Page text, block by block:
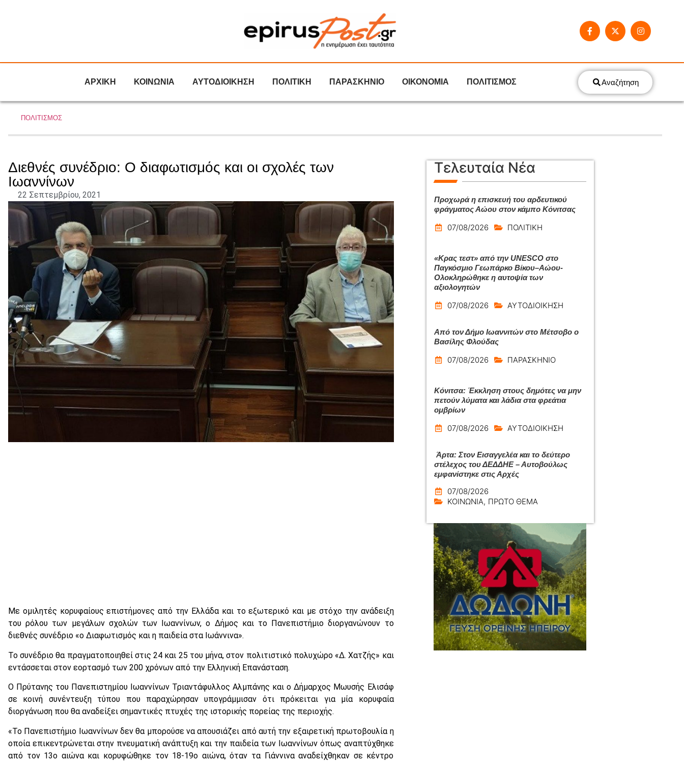
ΑΡΧΙΚΗ ΚΟΙΝΩΝΙΑ ΑΥΤΟΔΙΟΙΚΗΣΗ ΠΟΛΙΤΙΚΗ ΠΑΡΑΣΚΗΝΙΟ ΟΙΚΟΝΟΜΙΑ ΠΟΛΙΤΙΣΜΟΣ Αναζήτηση
ΠΟΛΙΤΙΣΜΟΣ
Διεθνές συνέδριο: Ο διαφωτισμός και οι σχολές των
Ιωαννίνων
22 Σεπτεμβρίου, 2021
Με ομιλητές κορυφαίους επιστήμονες από την Ελλάδα και το εξωτερικό και με στόχο την ανάδειξη
του ρόλου των μεγάλων σχολών των Ιωαννίνων, ο Δήμος και το Πανεπιστήμιο διοργανώνουν το
διεθνές συνέδριο «ο Διαφωτισμός και η παιδεία στα Ιωάννινα».
Το συνέδριο θα πραγματοποιηθεί στις 24 και 25 του μήνα, στον πολιτιστικό πολυχώρο «Δ. Χατζής» και
εντάσσεται στον εορτασμό των 200 χρόνων από την Ελληνική Επανάσταση.
Ο Πρύτανης του Πανεπιστημίου Ιωαννίνων Τριαντάφυλλος Αλμπάνης και ο Δήμαρχος Μωυσής Ελισάφ
σε κοινή συνέντευξη τύπου που παραχώρησαν υπογράμμισαν ότι πρόκειται για μία κορυφαία
διοργάνωση που θα αναδείξει σημαντικές πτυχές της ιστορικής πορείας της περιοχής.
«Το Πανεπιστήμιο Ιωαννίνων δεν θα μπορούσε να απουσιάζει από αυτή την εξαιρετική πρωτοβουλία η
οποία επικεντρώνεται στην πνευματική ανάπτυξη και την παιδεία των Ιωαννίνων όπως αναπτύχθηκε
από τον 13ο αιώνα και κορυφώθηκε τον 18-19ο αιώνα, όταν τα Γιάννινα αναδείχθηκαν σε κέντρο
Τελευταία Νέα
Προχωρά η επισκευή του αρδευτικού
φράγματος Αώου στον κάμπο Κόνιτσας
07/08/2026 ΠΟΛΙΤΙΚΗ
«Κρας τεστ» από την UNESCO στο
Παγκόσμιο Γεωπάρκο Βίκου–Αώου-
Ολοκληρώθηκε η αυτοψία των
αξιολογητών
07/08/2026 ΑΥΤΟΔΙΟΙΚΗΣΗ
Από τον Δήμο Ιωαννιτών στο Μέτσοβο ο
Βασίλης Φλούδας
07/08/2026 ΠΑΡΑΣΚΗΝΙΟ
Κόνιτσα: Έκκληση στους δημότες να μην
πετούν λύματα και λάδια στα φρεάτια
ομβρίων
07/08/2026 ΑΥΤΟΔΙΟΙΚΗΣΗ
Άρτα: Στον Εισαγγελέα και το δεύτερο
στέλεχος του ΔΕΔΔΗΕ – Αυτοβούλως
εμφανίστηκε στις Αρχές
07/08/2026
ΚΟΙΝΩΝΙΑ, ΠΡΩΤΟ ΘΕΜΑ